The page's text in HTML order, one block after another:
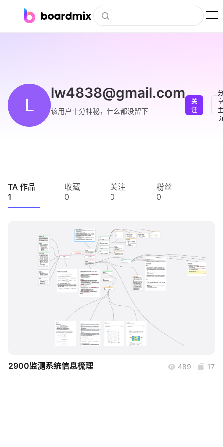
下载
企业服务
知识分享社区
L
lw4838@gmail.com
该用户十分神秘，什么都没留下
关
注
分
享
主
页
TA 作品
1
收藏
0
关注
0
粉丝
0
boardmix
2900监测系统信息梳理 489 17